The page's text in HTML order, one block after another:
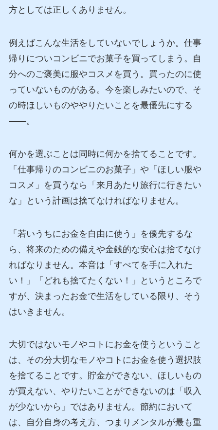
方としては正しくありません。
例えばこんな生活をしていないでしょうか。仕事
帰りについコンビニでお菓子を買ってしまう。自
分へのご褒美に服やコスメを買う。買ったのに使
っていないものがある。今を楽しみたいので、そ
の時ほしいものややりたいことを最優先にする
——。
何かを選ぶことは同時に何かを捨てることです。
「仕事帰りのコンビニのお菓子」や「ほしい服や
コスメ」を買うなら「来月あたり旅行に行きたい
な」という計画は捨てなければなりません。
「若いうちにお金を自由に使う」を優先するな
ら、将来のための備えや金銭的な安心は捨てなけ
ればなりません。本音は「すべてを手に入れた
い！」「どれも捨てたくない！」というところで
すが、決まったお金で生活をしている限り、そう
はいきません。
大切ではないモノやコトにお金を使うということ
は、その分大切なモノやコトにお金を使う選択肢
を捨てることです。貯金ができない、ほしいもの
が買えない、やりたいことができないのは「収入
が少ないから」ではありません。節約において
は、自分自身の考え方、つまりメンタルが最も重